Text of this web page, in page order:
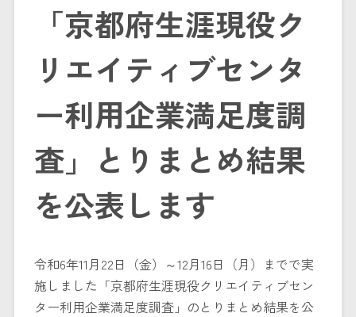
「京都府生涯現役ク
リエイティブセンタ
ー利用企業満足度調
査」とりまとめ結果
を公表します
令和6年11月22日（金）～12月16日（月）までで実
施しました「京都府生涯現役クリエイティブセン
ター利用企業満足度調査」のとりまとめ結果を公